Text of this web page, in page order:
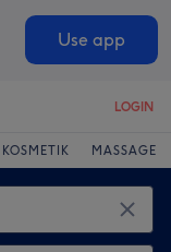
Use app
LOGIN
KOSMETIK MASSAGE